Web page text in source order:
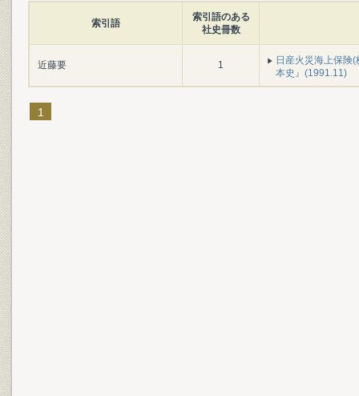
索引語
索引語のある
社史冊数
近藤要 1
日産火災海上保険
本史』(1991.11)
1